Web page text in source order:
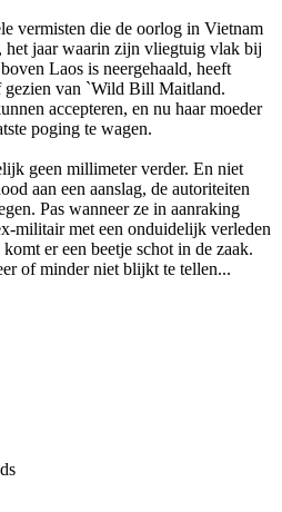
vermisten die de oorlog in Vietnam
het jaar waarin zijn vliegtuig vlak bij
Laos is neergehaald, heeft
gezien van `Wild Bill Maitland.
accepteren, en nu haar moeder
poging te wagen.
geen millimeter verder. En niet
aan een aanslag, de autoriteiten
Pas wanneer ze in aanraking
militair met een onduidelijk verleden
er een beetje schot in de zaak.
of minder niet blijkt te tellen...